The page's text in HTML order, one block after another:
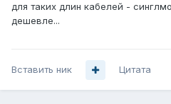
для таких длин кабелей -
дешевле...
Вставить ник Цитата